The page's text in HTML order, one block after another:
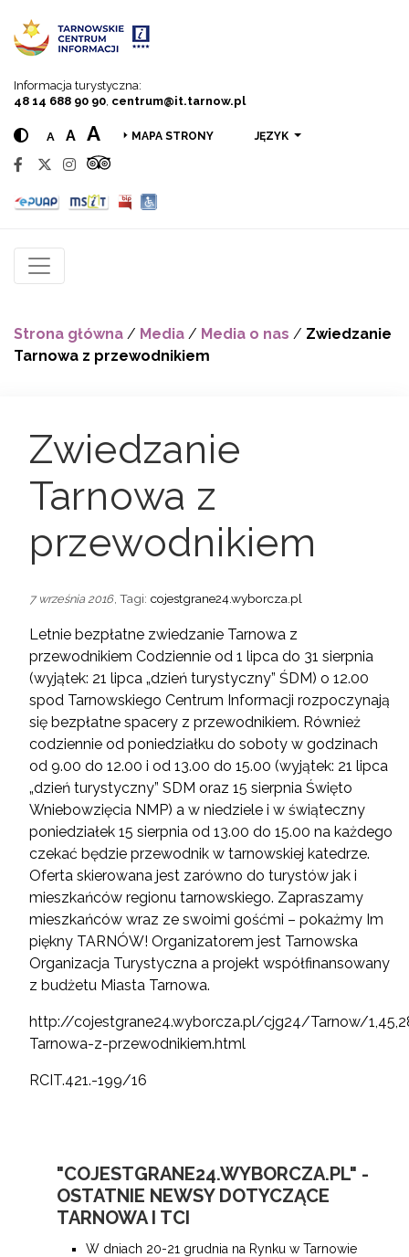
Informacja turystyczna:
48 14 688 90 90 centrum@it.tarnow.pl
A A A MAPA STRONY JĘZYK
Strona główna / Media / Media o nas / Zwiedzanie
Tarnowa z przewodnikiem
Zwiedzanie
Tarnowa z
przewodnikiem
7 września 2016 , Tagi: cojestgrane24.wyborcza.pl
Letnie bezpłatne zwiedzanie Tarnowa z
przewodnikiem Codziennie od 1 lipca do 31 sierpnia
(wyjątek: 21 lipca „dzień turystyczny” ŚDM) o 12.00
spod Tarnowskiego Centrum Informacji rozpoczynają
się bezpłatne spacery z przewodnikiem. Również
codziennie od poniedziałku do soboty w godzinach
od 9.00 do 12.00 i od 13.00 do 15.00 (wyjątek: 21 lipca
„dzień turystyczny” SDM oraz 15 sierpnia Święto
Wniebowzięcia NMP) a w niedziele i w świąteczny
poniedziałek 15 sierpnia od 13.00 do 15.00 na każdego
czekać będzie przewodnik w tarnowskiej katedrze.
Oferta skierowana jest zarówno do turystów jak i
mieszkańców regionu tarnowskiego. Zapraszamy
mieszkańców wraz ze swoimi gośćmi – pokażmy Im
piękny TARNÓW! Organizatorem jest Tarnowska
Organizacja Turystyczna a projekt współfinansowany
z budżetu Miasta Tarnowa.
http://cojestgrane24.wyborcza.pl/cjg24/Tarnow/
Tarnowa-z-przewodnikiem.html
RCIT.421.-199/16
"COJESTGRANE24.WYBORCZA.PL" -
OSTATNIE NEWSY DOTYCZĄCE
TARNOWA I TCI
W dniach 20-21 grudnia na Rynku w Tarnowie